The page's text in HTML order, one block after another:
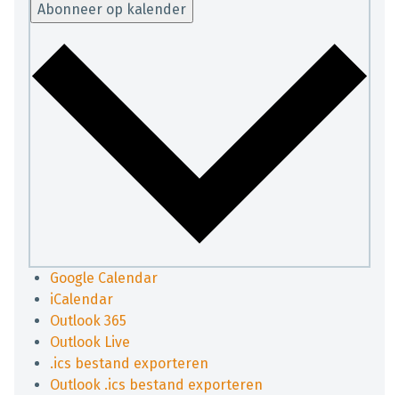
Abonneer op kalender
Google Calendar
iCalendar
Outlook 365
Outlook Live
.ics bestand exporteren
Outlook .ics bestand exporteren